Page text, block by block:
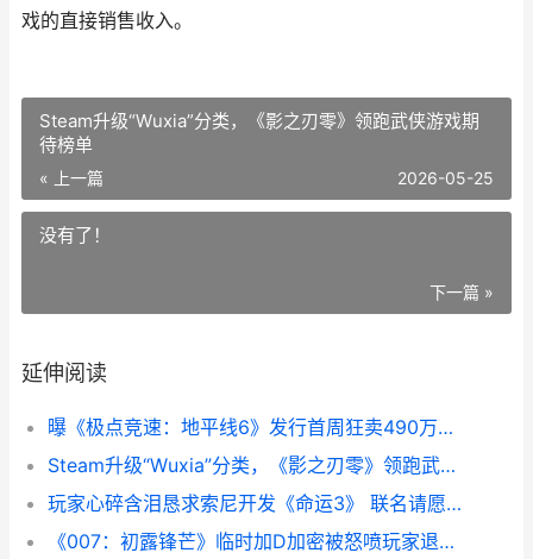
戏的直接销售收入。
Steam升级“Wuxia”分类，《影之刃零》领跑武侠游戏期
待榜单
« 上一篇 2026-05-25
没有了！
下一篇 »
延伸阅读
曝《极点竞速：地平线6》发行首周狂卖490万份收入3.25亿美元 极点系列第一季
Steam升级“Wuxia”分类，《影之刃零》领跑武侠游戏期待榜单
玩家心碎含泪恳求索尼开发《命运3》 联名请愿获9.5万人支持 心碎玩家是什么
《007：初露锋芒》临时加D加密被怒喷玩家退款抵制 初露锋芒电影完整版